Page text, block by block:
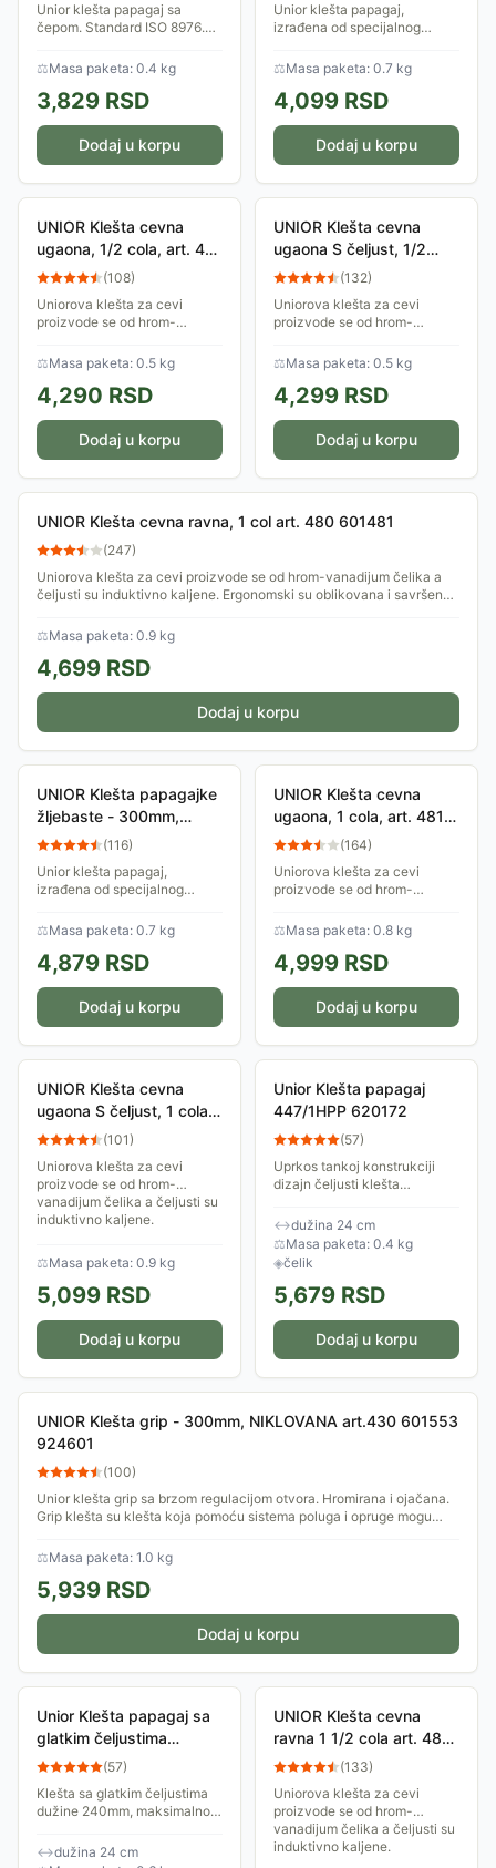
Unior klešta papagaj sa
čepom. Standard ISO 8976.
poboljšana i ojačana.
Papagajke su klešta koja se
mogu koristiti za...
⚖Masa paketa: 0.4 kg
3,829 RSD
Dodaj u korpu
Unior klešta papagaj,
izrađena od specijalnog
podešavanja otvora čeljusti u
pet položaja. Mogu se koristiti
za veliki...
⚖Masa paketa: 0.7 kg
4,099 RSD
Dodaj u korpu
UNIOR Klešta cevna
ugaona, 1/2 cola, art. 481
601495 (108)
Uniorova klešta za cevi
proizvode se od hrom-
induktivno kaljene.
Ergonomski su oblikovana i
savršeno prianjaju za...
⚖Masa paketa: 0.5 kg
4,290 RSD
Dodaj u korpu
UNIOR Klešta cevna
ugaona S čeljust, 1/2
cola, art. 482 601510
(132)
Uniorova klešta za cevi
proizvode se od hrom-
induktivno kaljene.
Ergonomski su oblikovana i
savršeno prianjaju za...
⚖Masa paketa: 0.5 kg
4,299 RSD
Dodaj u korpu
UNIOR Klešta cevna ravna, 1 col art. 480 601481
(247)
Uniorova klešta za cevi proizvode se od hrom-vanadijum čelika a
čeljusti su induktivno kaljene. Ergonomski su oblikovana i savršeno
⚖Masa paketa: 0.9 kg
4,699 RSD
Dodaj u korpu
UNIOR Klešta papagajke
žljebaste - 300mm,
HROMIRANE, art.445BI
(116)
Unior klešta papagaj,
izrađena od specijalnog
podešavanja otvora čeljusti u
pet položaja. Mogu se koristiti
za veliki...
⚖Masa paketa: 0.7 kg
4,879 RSD
Dodaj u korpu
UNIOR Klešta cevna
ugaona, 1 cola, art. 481
601496
(164)
Uniorova klešta za cevi
proizvode se od hrom-
induktivno kaljene.
Ergonomski su oblikovana i
savršeno prianjaju za...
⚖Masa paketa: 0.8 kg
4,999 RSD
Dodaj u korpu
UNIOR Klešta cevna
ugaona S čeljust, 1 cola,
art. 482 601511
(101)
Uniorova klešta za cevi
proizvode se od hrom-
vanadijum čelika a čeljusti su
induktivno kaljene.
savršeno prianjaju za...
⚖Masa paketa: 0.9 kg
5,099 RSD
Dodaj u korpu
Unior Klešta papagaj
447/1HPP 620172
(57)
Uprkos tankoj konstrukciji
dizajn čeljusti klešta
predmetu. Otvor čeljusti
podesiv u 10 položaja.
↔dužina 24 cm
⚖Masa paketa: 0.4 kg
◈čelik
5,679 RSD
Dodaj u korpu
UNIOR Klešta grip - 300mm, NIKLOVANA art.430 601553
924601
(100)
Unior klešta grip sa brzom regulacijom otvora. Hromirana i ojačana.
Grip klešta su klešta koja pomoću sistema poluga i opruge mogu
⚖Masa paketa: 1.0 kg
5,939 RSD
Dodaj u korpu
Unior Klešta papagaj sa
glatkim čeljustima
449/1Python 240mm
(57)
Klešta sa glatkim čeljustima
dužine 240mm, maksimalnog
prihvatanja čeljusti ostaju
paralelne, pa predmet ostaje
↔dužina 24 cm
UNIOR Klešta cevna
ravna 1 1/2 cola art. 480
601482 (133)
Uniorova klešta za cevi
proizvode se od hrom-
vanadijum čelika a čeljusti su
induktivno kaljene.